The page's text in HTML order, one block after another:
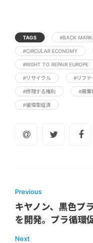
TAGS #BACK
#CIRCULAR ECONOMY
#RIGHT TO REPAIR EUROPE
#リサイクル #リファ
#修理する権利 #廃棄
#循環型経済
Previous
キヤノン、黒色プ
を開発。プラ循環
Next